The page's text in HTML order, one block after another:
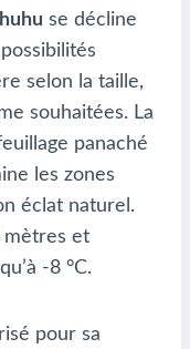
se décline
selon la taille,
souhaitées. La
panaché
les zones
éclat naturel.
mètres et
-8 °C.
pour sa